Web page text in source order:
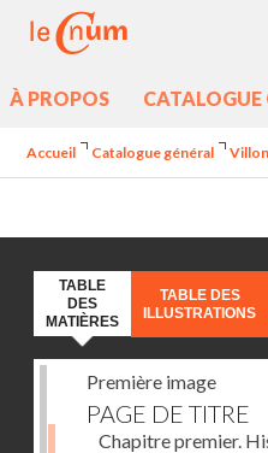
À PROPOS CATALOGUE
Accueil Catalogue général
TABLE
DES
MATIÈRES
TABLE DES
ILLUSTRATIONS
Première image
PAGE DE TITRE
Chapitre premier.